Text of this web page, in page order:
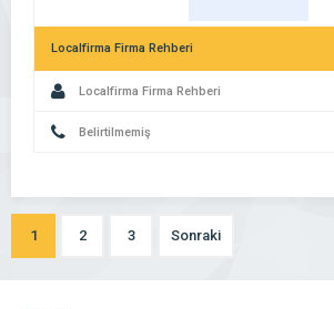
Localfirma Firma Rehberi
Localfirma Firma Rehberi
Belirtilmemiş
1 2 3 Sonraki